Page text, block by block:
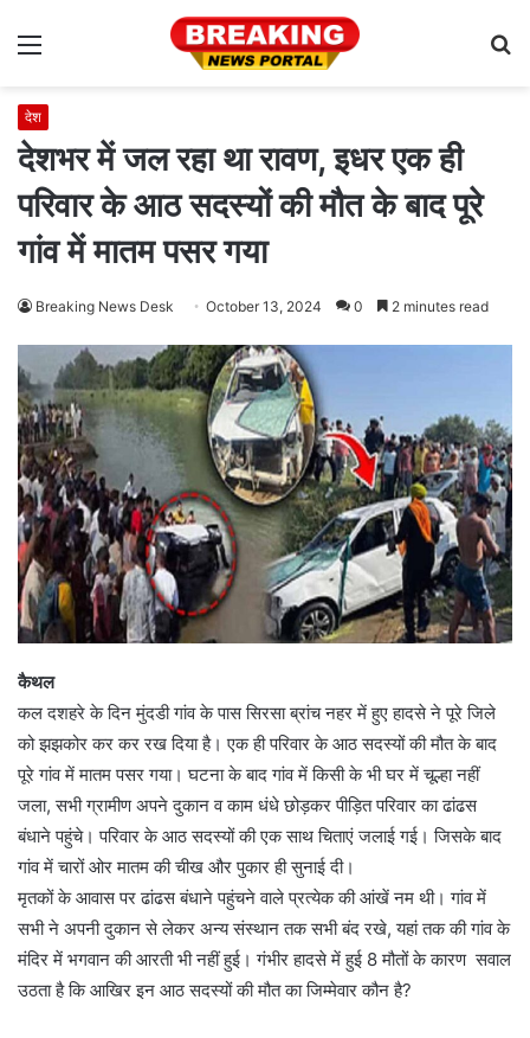
Menu
देश
देशभर में जल रहा था रावण, इधर एक ही
परिवार के आठ सदस्यों की मौत के बाद पूरे
गांव में मातम पसर गया
Breaking News Desk October 13, 2024 0 2 minutes read
कैथल
कल दशहरे के दिन मुंदडी गांव के पास सिरसा ब्रांच नहर में हुए हादसे ने पूरे जिले
को झझकोर कर कर रख दिया है। एक ही परिवार के आठ सदस्यों की मौत के बाद
पूरे गांव में मातम पसर गया। घटना के बाद गांव में किसी के भी घर में चूल्हा नहीं
जला, सभी ग्रामीण अपने दुकान व काम धंधे छोड़कर पीड़ित परिवार का ढांढस
बंधाने पहुंचे। परिवार के आठ सदस्यों की एक साथ चिताएं जलाई गई। जिसके बाद
गांव में चारों ओर मातम की चीख और पुकार ही सुनाई दी।
मृतकों के आवास पर ढांढस बंधाने पहुंचने वाले प्रत्येक की आंखें नम थी। गांव में
सभी ने अपनी दुकान से लेकर अन्य संस्थान तक सभी बंद रखे, यहां तक की गांव के
मंदिर में भगवान की आरती भी नहीं हुई। गंभीर हादसे में हुई 8 मौतों के कारण सवाल
उठता है कि आखिर इन आठ सदस्यों की मौत का जिम्मेवार कौन है?